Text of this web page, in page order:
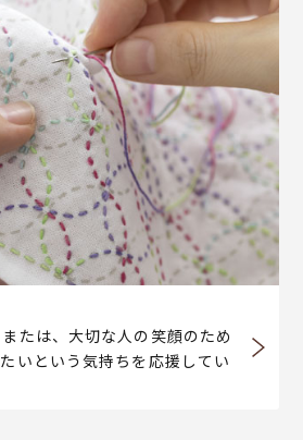
たは、大切な人の笑顔のため
いという気持ちを応援してい